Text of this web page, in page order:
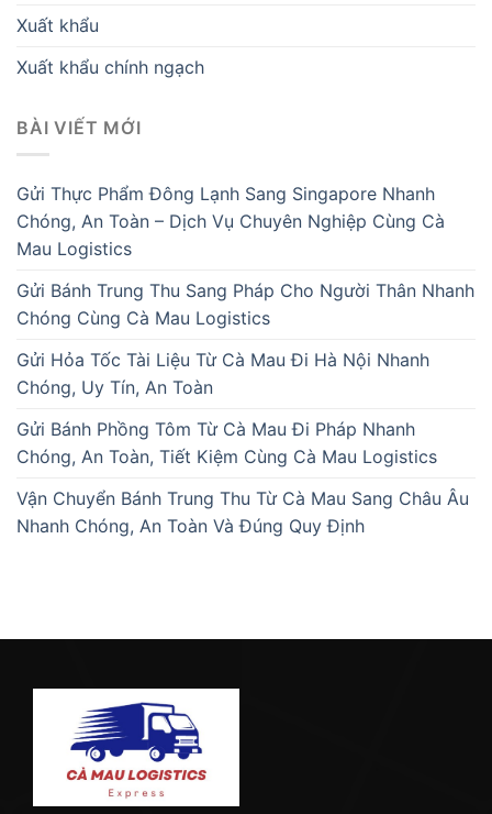
Xuất khẩu
Xuất khẩu chính ngạch
BÀI VIẾT MỚI
Gửi Thực Phẩm Đông Lạnh Sang Singapore Nhanh
Chóng, An Toàn – Dịch Vụ Chuyên Nghiệp Cùng Cà
Mau Logistics
Gửi Bánh Trung Thu Sang Pháp Cho Người Thân Nhanh
Chóng Cùng Cà Mau Logistics
Gửi Hỏa Tốc Tài Liệu Từ Cà Mau Đi Hà Nội Nhanh
Chóng, Uy Tín, An Toàn
Gửi Bánh Phồng Tôm Từ Cà Mau Đi Pháp Nhanh
Chóng, An Toàn, Tiết Kiệm Cùng Cà Mau Logistics
Vận Chuyển Bánh Trung Thu Từ Cà Mau Sang Châu Âu
Nhanh Chóng, An Toàn Và Đúng Quy Định